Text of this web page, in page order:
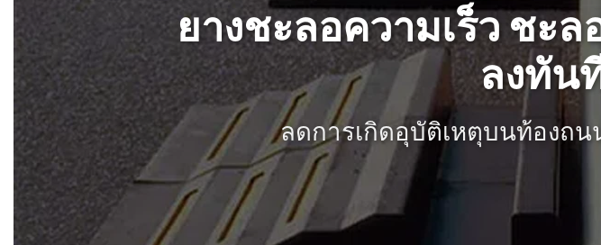
ยางชะลอความเร็ว ชะ
ลงทัน
ลดการเกิดอุบัติเหตุบนท้องถ